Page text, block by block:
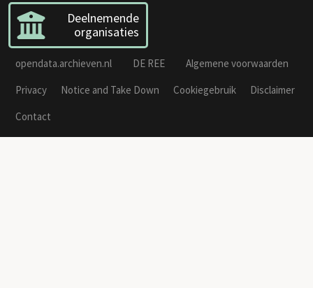
Deelnemende
organisaties
opendata.archieven.nl DE REE
Algemene voorwaarden
Privacy
Notice and Take Down Cookiegebruik
Disclaimer
Contact